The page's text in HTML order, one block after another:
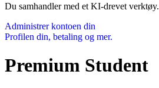
Du samhandler med et KI-drevet verktøy.
Administrer kontoen din
Profilen din, betaling og mer.
Premium Student